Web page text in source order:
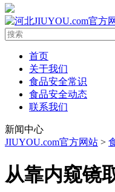
首页
关于我们
食品安全常识
食品安全动态
联系我们
新闻中心
JIUYOU.com官方网站 >
从靠内窥镜